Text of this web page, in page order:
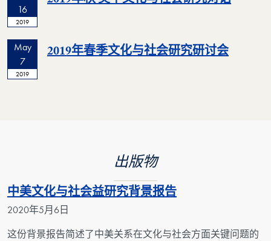
16
2019
May
7
2019
2019年春季文化与社会研究研讨会
出版物
中美文化与社会益研究背景报告
2020年5月6日
这份背景报告简述了中美关系在文化与社会方面关键问题的